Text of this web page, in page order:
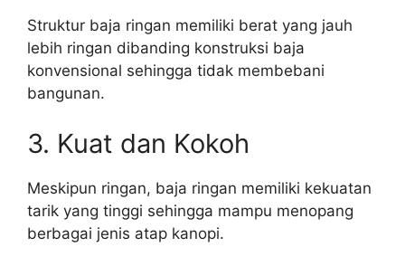
Struktur baja ringan memiliki berat yang jauh
lebih ringan dibanding konstruksi baja
konvensional sehingga tidak membebani
bangunan.
3. Kuat dan Kokoh
Meskipun ringan, baja ringan memiliki kekuatan
tarik yang tinggi sehingga mampu menopang
berbagai jenis atap kanopi.